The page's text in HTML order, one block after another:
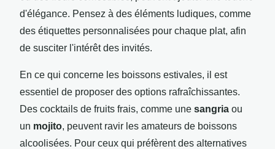
d'élégance. Pensez à des éléments ludiques, comme
des étiquettes personnalisées pour chaque plat, afin
de susciter l'intérêt des invités.
En ce qui concerne les boissons estivales, il est
essentiel de proposer des options rafraîchissantes.
Des cocktails de fruits frais, comme une sangria ou
un mojito, peuvent ravir les amateurs de boissons
alcoolisées. Pour ceux qui préfèrent des alternatives